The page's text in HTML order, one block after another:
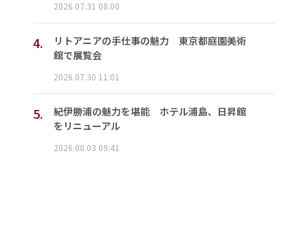
2026.07.31 08:00
4.
リトアニアの手仕事の魅力 東京都庭園美術
館で展覧会
2026.07.30 11:01
5.
紀伊勝浦の魅力を堪能 ホテル浦島、日昇館
をリニューアル
2026.08.03 09:41